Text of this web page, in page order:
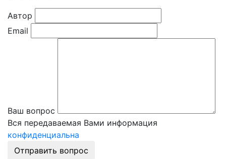
Автор
Email
Ваш вопрос
Вся передаваемая Вами информация
конфиденциальна
Отправить вопрос